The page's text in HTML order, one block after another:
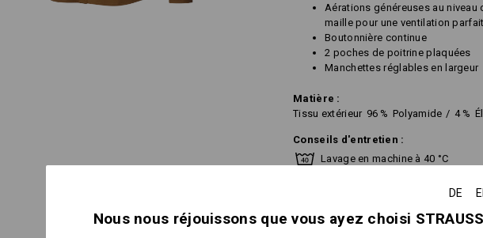
Aérations généreuses au
maille pour une ventilation
Boutonnière continue
2 poches de poitrine plaquées
Manchettes réglables en largeur
Matière :
Tissu extérieur 96 % Polyamide / 4%
Conseils d'entretien :
Lavage en machine à 40 °C
DE
Nous nous réjouissons que vous ayez choisi